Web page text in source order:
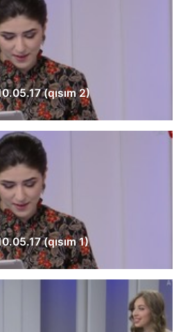
(qısım 2)
(qısım 1)